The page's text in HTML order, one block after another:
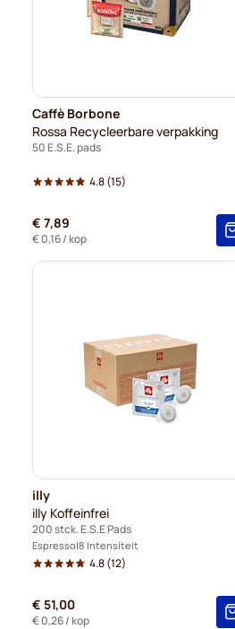
Caffè Borbone
Rossa Recycleerbare verpakking
50 E.S.E. pads
4.8(15)
€ 7,89
€ 0,16/ kop
illy
illy Koffeinfrei
200 stck. E.S.E Pads
Espresso 8 Intensiteit
4.8(12)
€ 51,00
€ 0,26/ kop